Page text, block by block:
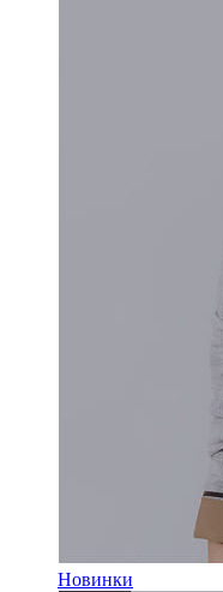
Новинки